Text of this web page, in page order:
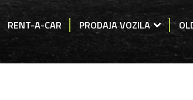
RENT-A-CAR PRODAJA VOZILA